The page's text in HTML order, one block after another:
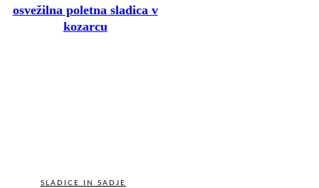
osvežilna poletna sladica v
kozarcu
SLADICE IN SADJE